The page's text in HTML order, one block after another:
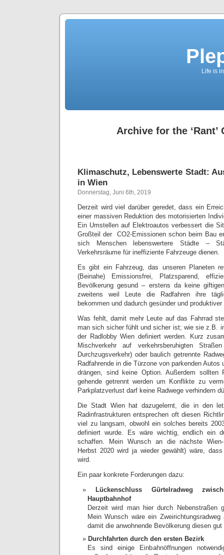
Life is
Archive for the ‘Rant’
Klimaschutz, Lebenswerte Stadt:
in Wien
Donnerstag, Juni 6th, 2019
Derzeit wird viel darüber geredet, dass ein
einer massiven Reduktion des motorisierten
Ein Umstellen auf Elektroautos verbessert die
Großteil der CO2-Emissionen schon beim Bau
sich Menschen lebenswertere Städte –
Verkehrsräume für ineffiziente Fahrzeuge dienen.
Es gibt ein Fahrzeug, das unseren Planeten
(Beinahe) Emissionsfrei, Platzsparend,
Bevölkerung gesund – erstens da keine
zweitens weil Leute die Radfahren ihre
bekommen und dadurch gesünder und
Was fehlt, damit mehr Leute auf das Fahrrad
man sich sicher fühlt und sicher ist; wie sie z.B.
der Radlobby Wien definiert werden. Kurz
Mischverkehr auf verkehrsberuhigten
Durchzugsverkehr) oder baulich getrennte
Radfahrende in die Türzone von parkenden
drängen, sind keine Option. Außerdem sollten
gehende getrennt werden um Konflikte zu
Parkplatzverlust darf keine Radwege verhindern
Die Stadt Wien hat dazugelernt, die in den
Radinfrastrukturen entsprechen oft diesen
viel zu langsam, obwohl ein solches bereits
definiert wurde. Es wäre wichtig, endlich ein
schaffen. Mein Wunsch an die nächste
Herbst 2020 wird ja wieder gewählt) wäre,
wird.
Ein paar konkrete Forderungen dazu:
Lückenschluss Gürtelradweg
Hauptbahnhof
Derzeit wird man hier durch Nebenstraßen
Mein Wunsch wäre ein
damit die anwohnende Bevölkerung diesen
Durchfahrten durch den ersten Bezirk
Es sind einige Einbahnöffnungen